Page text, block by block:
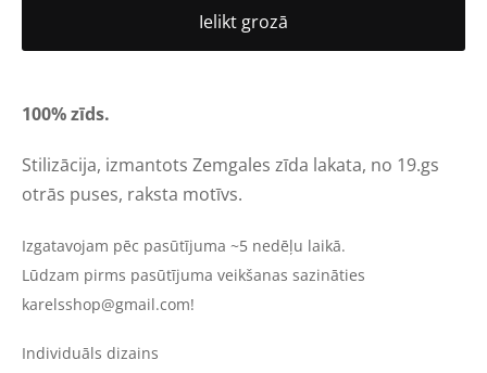
Ielikt grozā
100% zīds.
Stilizācija, izmantots Zemgales zīda lakata, no 19.gs
otrās puses, raksta motīvs.
Izgatavojam pēc pasūtījuma ~5 nedēļu laikā.
Lūdzam pirms pasūtījuma veikšanas sazināties
karelsshop@gmail.com!
Individuāls dizains